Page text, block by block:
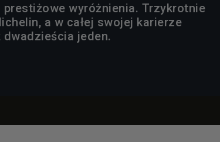
wyróżnienia. Trzykrotnie
a w całej swojej karierze
dwadzieścia jeden.